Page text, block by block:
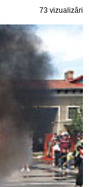
73 vizualizări